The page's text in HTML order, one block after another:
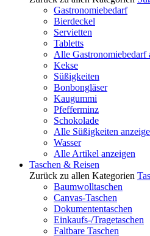
Gastronomiebedarf
Bierdeckel
Servietten
Tabletts
Alle Gastronomiebedarf
Kekse
Süßigkeiten
Bonbongläser
Kaugummi
Pfefferminz
Schokolade
Alle Süßigkeiten
Wasser
Alle Artikel anzeigen
Taschen & Reisen
Zurück zu allen Kategorien
Baumwolltaschen
Canvas-Taschen
Dokumententaschen
Einkaufs-/Tragetaschen
Faltbare Taschen